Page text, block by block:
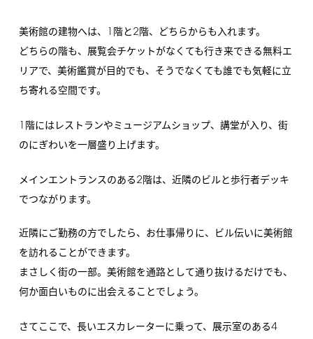
美術館の建物へは、 1 階と2階、どちらからも入れます。
どちらの階も、展覧会チケットがなくても行き来できる無料エ
リアで、美術鑑賞が目的でも、そうでなくても誰でも気軽に立
ち寄れる空間です。
1 階にはレストランやミュージアムショップ、講堂が入り、街
のにぎわいを一層盛り上げます。
メインエントランスのある2階は、近隣のビルと歩行者デッキ
でつながります。
近隣にご勤務の方でしたら、お仕事帰りに、ビル伝いに美術館
を訪れることができます。
まさしく街の一部。美術館を通路として通り抜けるだけでも、
何か面白いものに出会えることでしょう。
さてここで、長いエスカレーターに乗って、展示室のある4